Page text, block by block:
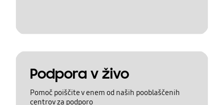
Podpora v živo
Pomoč poiščite v enem od naših pooblaščenih
centrov za podporo